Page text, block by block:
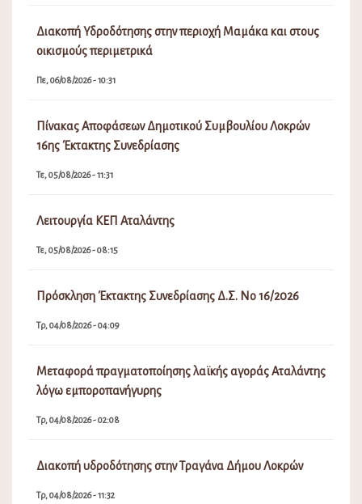
Διακοπή Υδροδότησης στην περιοχή Μαμάκα και στους
οικισμούς περιμετρικά
Πε, 06/08/2026 - 10:31
Πίνακας Αποφάσεων Δημοτικού Συμβουλίου Λοκρών
16ης Έκτακτης Συνεδρίασης
Τε, 05/08/2026 - 11:31
Λειτουργία ΚΕΠ Αταλάντης
Τε, 05/08/2026 - 08:15
Πρόσκληση Έκτακτης Συνεδρίασης Δ.Σ. Νο 16/2026
Τρ, 04/08/2026 - 04:09
Μεταφορά πραγματοποίησης λαϊκής αγοράς Αταλάντης
λόγω εμποροπανήγυρης
Τρ, 04/08/2026 - 02:08
Διακοπή υδροδότησης στην Τραγάνα Δήμου Λοκρών
Τρ, 04/08/2026 - 11:32